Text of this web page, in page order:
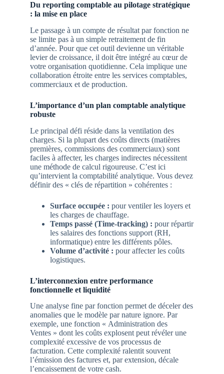
Du reporting comptable au pilotage stratégique
: la mise en place
Le passage à un compte de résultat par fonction ne
se limite pas à un simple retraitement de fin
d’année. Pour que cet outil devienne un véritable
levier de croissance, il doit être intégré au cœur de
votre organisation quotidienne. Cela implique une
collaboration étroite entre les services comptables,
commerciaux et de production.
L’importance d’un plan comptable analytique
robuste
Le principal défi réside dans la ventilation des
charges. Si la plupart des coûts directs (matières
premières, commissions des commerciaux) sont
faciles à affecter, les charges indirectes nécessitent
une méthode de calcul rigoureuse. C’est ici
qu’intervient la comptabilité analytique. Vous devez
définir des « clés de répartition » cohérentes :
Surface occupée : pour ventiler les loyers et
les charges de chauffage.
Temps passé (Time-tracking) : pour répartir
les salaires des fonctions support (RH,
informatique) entre les différents pôles.
Volume d’activité : pour affecter les coûts
logistiques.
L’interconnexion entre performance
fonctionnelle et liquidité
Une analyse fine par fonction permet de déceler des
anomalies que le modèle par nature ignore. Par
exemple, une fonction « Administration des
Ventes » dont les coûts explosent peut révéler une
complexité excessive de vos processus de
facturation. Cette complexité ralentit souvent
l’émission des factures et, par extension, décale
l’encaissement de votre cash.